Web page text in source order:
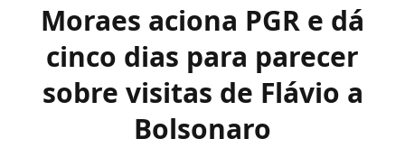
Moraes aciona PGR e dá
cinco dias para parecer
sobre visitas de Flávio a
Bolsonaro